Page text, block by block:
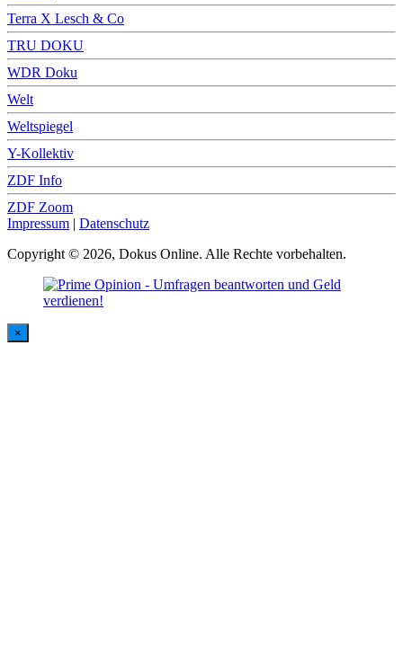
Terra X Lesch & Co
TRU DOKU
WDR Doku
Welt
Weltspiegel
Y-Kollektiv
ZDF Info
ZDF Zoom
Impressum | Datenschutz
Copyright © 2026, Dokus Online. Alle Rechte vorbehalten.
×